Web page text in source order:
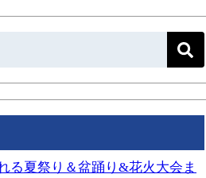
る夏祭り＆盆踊り&花火大会ま